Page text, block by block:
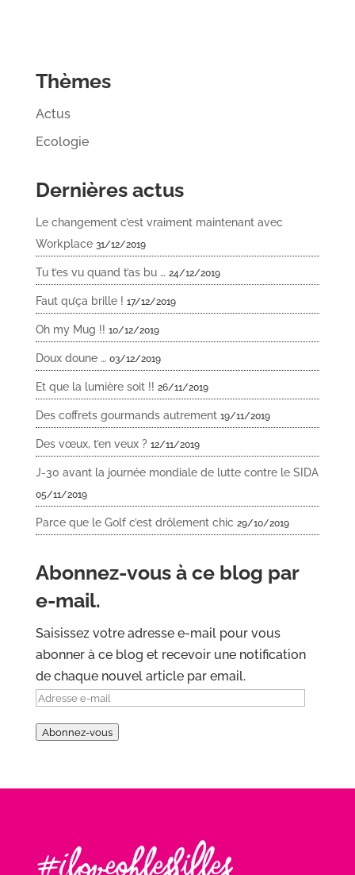
Thèmes
Actus
Ecologie
Dernières actus
Le changement c’est vraiment maintenant avec
Workplace 31/12/2019
Tu t’es vu quand t’as bu … 24/12/2019
Faut qu’ça brille ! 17/12/2019
Oh my Mug !! 10/12/2019
Doux doune … 03/12/2019
Et que la lumière soit !! 26/11/2019
Des coffrets gourmands autrement 19/11/2019
Des vœux, t’en veux ? 12/11/2019
J-30 avant la journée mondiale de lutte contre le SIDA
05/11/2019
Parce que le Golf c’est drôlement chic 29/10/2019
Abonnez-vous à ce blog par
e-mail.
Saisissez votre adresse e-mail pour vous
abonner à ce blog et recevoir une notification
de chaque nouvel article par email.
Adresse
mail
Abonnez-vous
#Iloveohlesfilles